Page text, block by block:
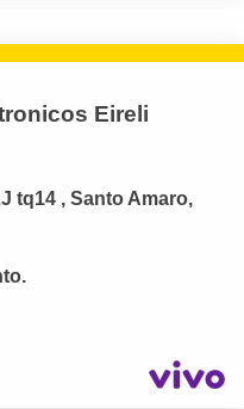
Eireli
tq14 , Santo Amaro,